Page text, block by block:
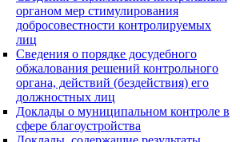
органом мер стимулирования
добросовестности контролируемых
лиц
Сведения о порядке досудебного
обжалования решений контрольного
органа, действий (бездействия) его
должностных лиц
Доклады о муниципальном контроле в
сфере благоустройства